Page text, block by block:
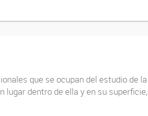
que se ocupan del estudio de la
lugar dentro de ella y en su superficie,